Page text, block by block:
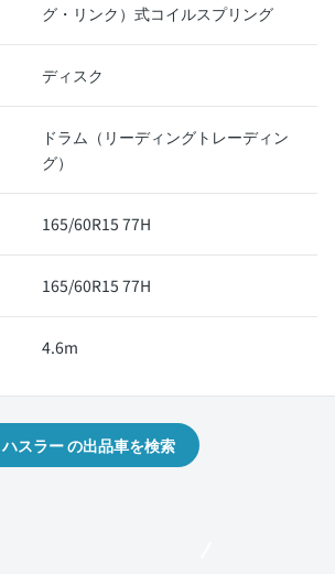
グ・リンク）式コイルスプリング
ディスク
ドラム（リーディングトレーディン
グ）
165/60R15 77H
165/60R15 77H
4.6m
ハスラー の出品車を検索